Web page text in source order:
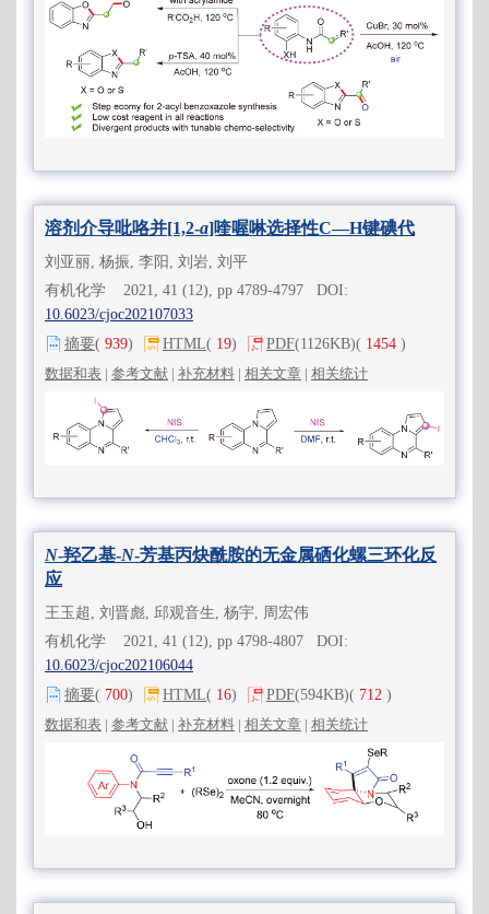
溶剂介导吡咯并[1,2-a]喹喔啉选择性C—H键碘代
刘亚丽, 杨振, 李阳, 刘岩, 刘平
有机化学 2021, 41 (12), pp 4789-4797 DOI:
10.6023/cjoc202107033
摘要( 939) HTML( 19) PDF(1126KB)( 1454 )
数据和表 | 参考文献 | 补充材料 | 相关文章 | 相关统计
N-羟乙基-N-芳基丙炔酰胺的无金属硒化螺三环化反
应
王玉超, 刘晋彪, 邱观音生, 杨宇, 周宏伟
有机化学 2021, 41 (12), pp 4798-4807 DOI:
10.6023/cjoc202106044
摘要( 700) HTML( 16) PDF(594KB)( 712 )
数据和表 | 参考文献 | 补充材料 | 相关文章 | 相关统计